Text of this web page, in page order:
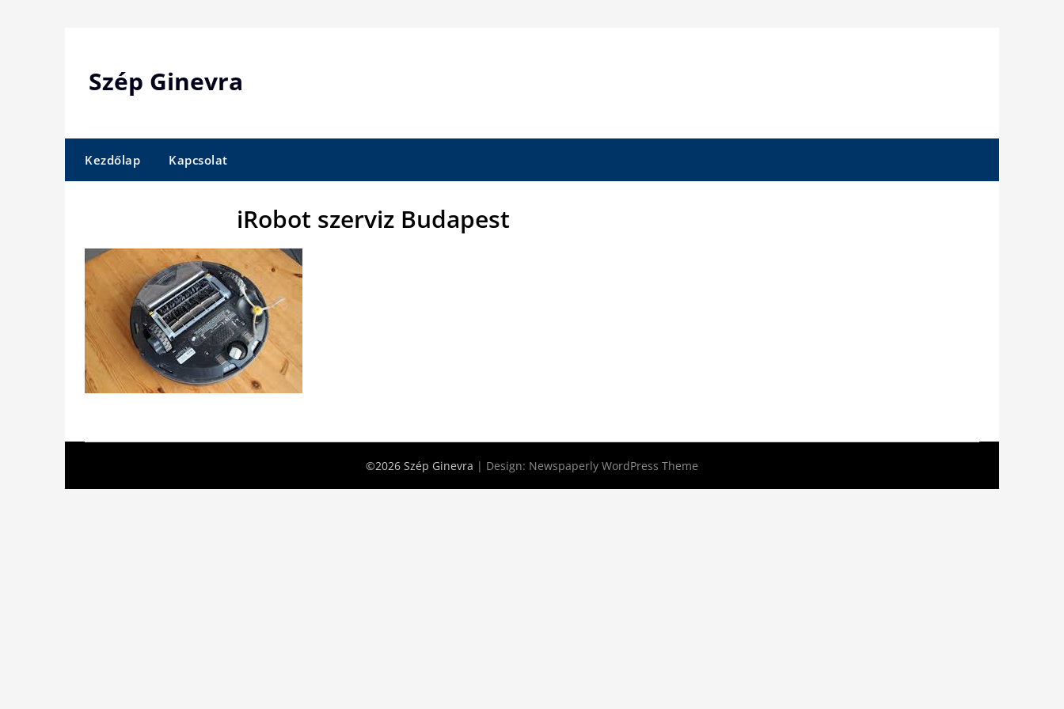
Szép Ginevra
Kezdőlap Kapcsolat
iRobot szerviz Budapest
©2026 Szép Ginevra | Design: Newspaperly WordPress Theme